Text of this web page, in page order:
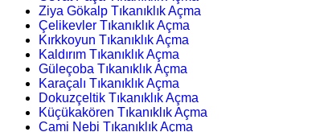
Ziya Gökalp Tıkanıklık Açma
Çelikevler Tıkanıklık Açma
Kırkkoyun Tıkanıklık Açma
Kaldırım Tıkanıklık Açma
Güleçoba Tıkanıklık Açma
Karaçalı Tıkanıklık Açma
Dokuzçeltik Tıkanıklık Açma
Küçükakören Tıkanıklık Açma
Cami Nebi Tıkanıklık Açma